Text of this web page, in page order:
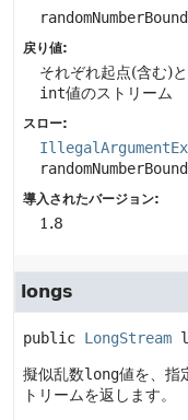
randomNumberBound
戻り値:
それぞれ起点(含む)
int値のストリーム
スロー:
randomNumberBound
導入されたバージョン:
1.8
longs
public LongStream
擬似乱数long値を、指
トリームを返します。